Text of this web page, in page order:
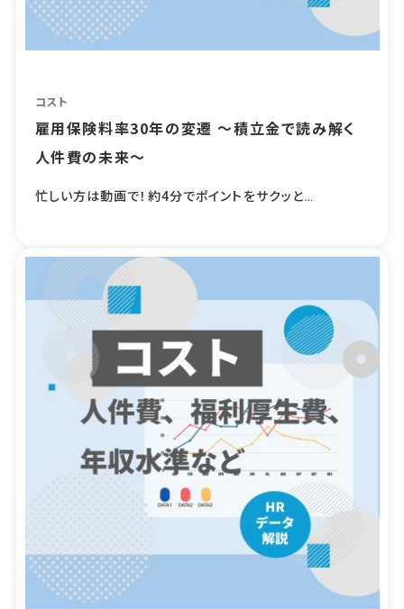
コスト
雇用保険料率30年の変遷 ～積立金で読み解く
人件費の未来～
忙しい方は動画で！約4分でポイントをサクッと…